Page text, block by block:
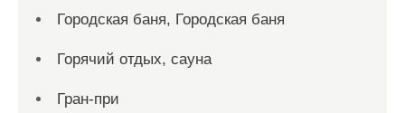
Городская баня, Городская баня
Горячий отдых, сауна
Гран-при